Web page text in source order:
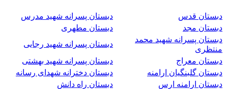
دبستان قدس
دبستان پسرانه شهید مدرس
دبستان مجد
دبستان مطهری
دبستان پسرانه شهید محمد
منتظری
دبستان پسرانه شهید رجایی
دبستان معراج
دبستان پسرانه شهید بهشتی
دبستان گلبنگیان ارامنه
دبستان دخترانه شهدای رسانه
دبستان ارامنه ارس
دبستان راه دانش